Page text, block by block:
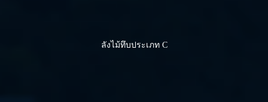
ลังไม้ทึบประเภท C